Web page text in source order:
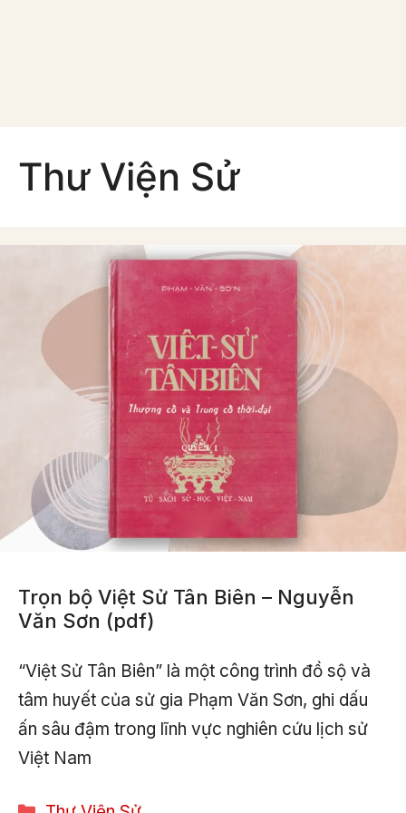
Thư Viện Sử
Trọn bộ Việt Sử Tân Biên – Nguyễn
Văn Sơn (pdf)
“Việt Sử Tân Biên” là một công trình đồ sộ và
tâm huyết của sử gia Phạm Văn Sơn, ghi dấu
ấn sâu đậm trong lĩnh vực nghiên cứu lịch sử
Việt Nam
Categories